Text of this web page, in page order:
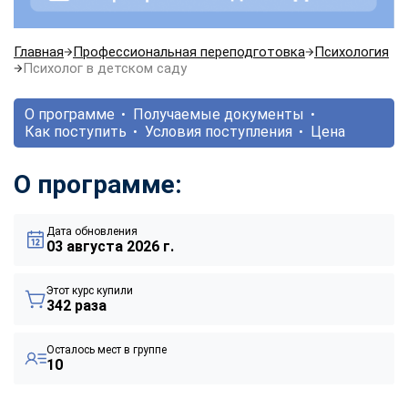
Главная Профессиональная переподготовка
Психология
Психолог в детском саду
О программе
Получаемые документы
Как поступить
Условия поступления Цена
О программе:
Дата обновления
03 августа 2026 г.
Этот курс купили
342 раза
Осталось мест в группе
10